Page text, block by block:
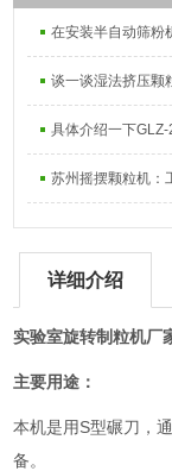
在安装半自动筛粉
谈一谈湿法挤压颗
苏州摇摆颗粒机：
详细介绍
实验室旋转制粒机厂
主要用途：
本机是用S型碾刀，
备。